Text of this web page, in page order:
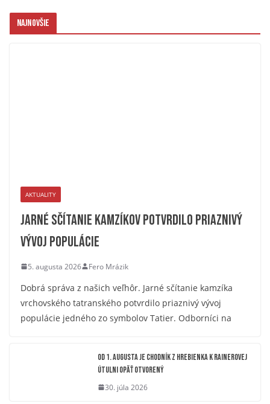
Najnovšie
AKTUALITY
Jarné sčítanie kamzíkov potvrdilo priaznivý
vývoj populácie
5. augusta 2026 Fero Mrázik
Dobrá správa z našich veľhôr. Jarné sčítanie kamzíka
vrchovského tatranského potvrdilo priaznivý vývoj
populácie jedného zo symbolov Tatier. Odborníci na
OD 1. AUGUSTA JE CHODNÍK Z HREBIENKA K RAINEROVEJ
ÚTULNI OPÄŤ OTVORENÝ
30. júla 2026